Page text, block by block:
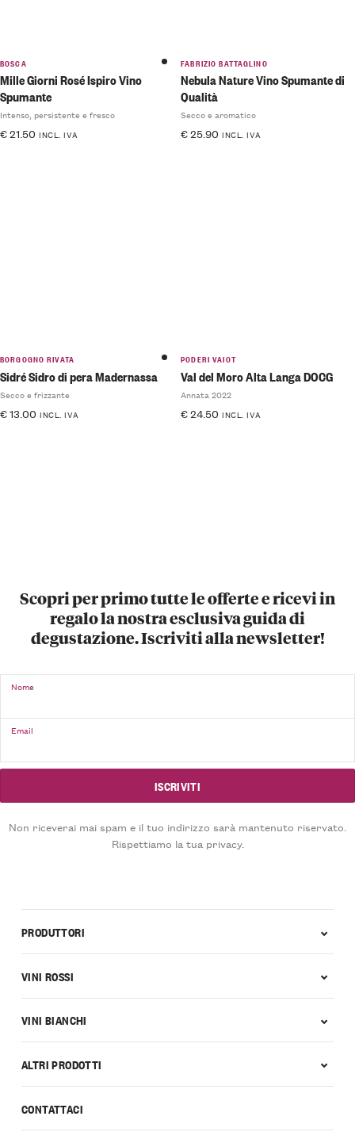
BOSCA
Mille Giorni Rosé Ispiro Vino
Spumante
Intenso, persistente e fresco
€21.50 INCL. IVA
FABRIZIO BATTAGLINO
Nebula Nature Vino Spumante di
Qualità
Secco e aromatico
€25.90 INCL. IVA
BORGOGNO RIVATA
Sidré Sidro di pera Madernassa
Secco e frizzante
€13.00 INCL. IVA
PODERI VAIOT
Val del Moro Alta Langa DOCG
Annata 2022
€24.50 INCL. IVA
Scopri per primo tutte le offerte e ricevi in
regalo la nostra esclusiva guida di
degustazione. Iscriviti alla newsletter!
Nome
Email
Non riceverai mai spam e il tuo indirizzo sarà mantenuto riservato.
Rispettiamo la tua privacy.
CONTATTACI
PRODUTTORI
VINI ROSSI
VINI BIANCHI
ALTRI PRODOTTI